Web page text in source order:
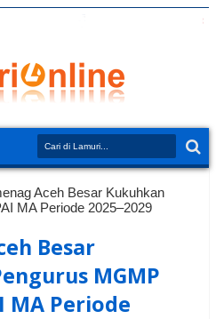
Aceh Besar Kukuhkan
MA Periode 2025–2029
Besar
MGMP
MA Periode